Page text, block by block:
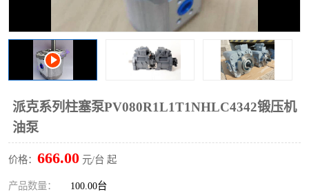
派克系列柱塞泵PV080R1L1T1NHLC4342锻压机
油泵
价格： 666.00 元/台 起
产品数量： 100.00台